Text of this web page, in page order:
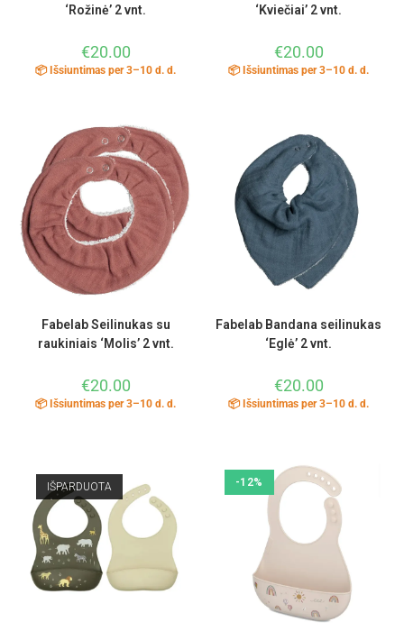
‘Rožinė’ 2 vnt.
€20.00
📦 Išsiuntimas per 3–10 d. d.
‘Kviečiai’ 2 vnt.
€20.00
📦 Išsiuntimas per 3–10 d. d.
Fabelab Seilinukas su
raukiniais ‘Molis’ 2 vnt.
€20.00
📦 Išsiuntimas per 3–10 d. d.
Fabelab Bandana seilinukas
‘Eglė’ 2 vnt.
€20.00
📦 Išsiuntimas per 3–10 d. d.
IŠPARDUOTA -12%